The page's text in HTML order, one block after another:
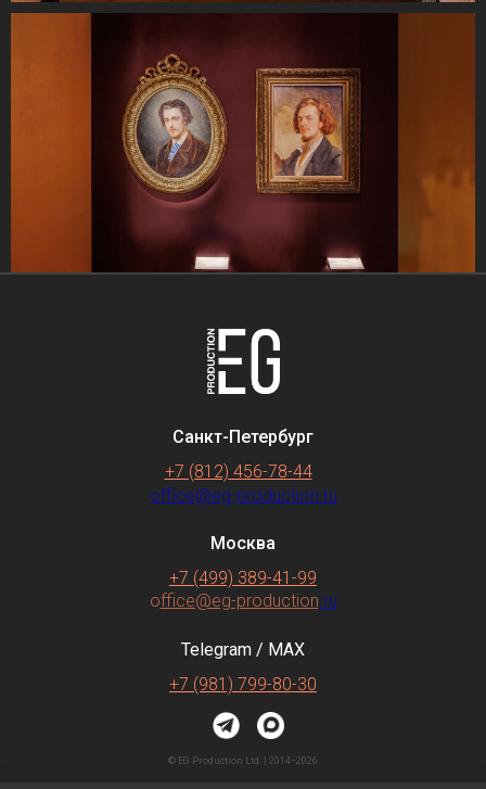
© EG Production Ltd. | 2014−2026
Москва
+7 (499) 389-41-99
+7 (981) 799-80-30
office@eg-production.ru
Санкт-Петербург
+7 (812) 456-78-44
office@eg-production.ru
Telegram / MAX